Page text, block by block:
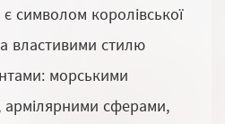
символом королівської
властивими стилю
морськими
армілярними сферами,